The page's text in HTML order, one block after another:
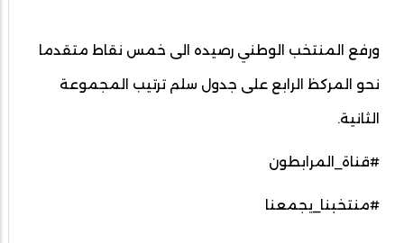
ورفع المنتخب الوطني رصيده الى خمس نقاط متقدما
نحو المركظ الرابع على جدول سلم ترتيب المجموعة
الثانية.
#قناة_المرابطون
#منتخبنا_يجمعنا